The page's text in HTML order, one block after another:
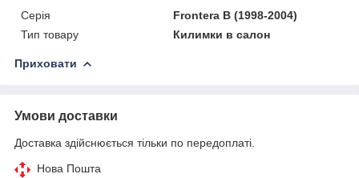
Серія
Frontera B (1998-2004)
Тип товару
Килимки в салон
Приховати
Умови доставки
Доставка здійснюється тільки по передоплаті.
Нова Пошта